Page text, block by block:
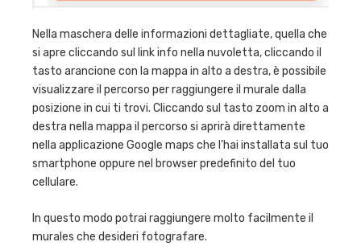
Nella maschera delle informazioni dettagliate, quella che
si apre cliccando sul link info nella nuvoletta, cliccando il
tasto arancione con la mappa in alto a destra, è possibile
visualizzare il percorso per raggiungere il murale dalla
posizione in cui ti trovi. Cliccando sul tasto zoom in alto a
destra nella mappa il percorso si aprirà direttamente
nella applicazione Google maps che l’hai installata sul tuo
smartphone oppure nel browser predefinito del tuo
cellulare.
In questo modo potrai raggiungere molto facilmente il
murales che desideri fotografare.